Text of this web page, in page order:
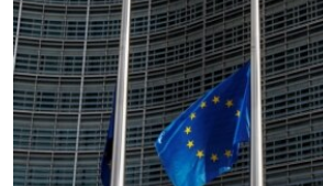
VIDEO
FOTOQALEREYA
İNFOQRAFIKA
KARIKATURA
RADIO ARXIV
OXU ZALI
AZƏRBAYCAN ƏDƏBIYYATI KITABXANASI
İSLAM VƏ DEMOKRATIYA
İZ - MƏDƏNIYYƏT PROQRAMI
HAQQIMIZDA
MISSIYAMIZ
PEŞƏ ETIKASI VƏ JURNALISTIKA
MATERIALLARIMIZDAN ISTIFADƏ
BIZI IZLƏ